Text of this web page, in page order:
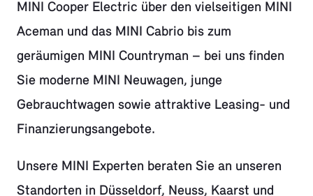
MINI Cooper Electric über den vielseitigen MINI
Aceman und das MINI Cabrio bis zum
geräumigen MINI Countryman – bei uns finden
Sie moderne MINI Neuwagen, junge
Gebrauchtwagen sowie attraktive Leasing- und
Finanzierungsangebote.
Unsere MINI Experten beraten Sie an unseren
Standorten in Düsseldorf, Neuss, Kaarst und